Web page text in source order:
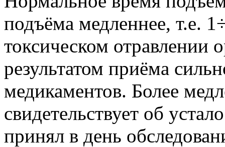
подъёма медленнее, т.е.
токсическом отравлении
результатом приёма
медикаментов. Более
свидетельствует об
принял в день